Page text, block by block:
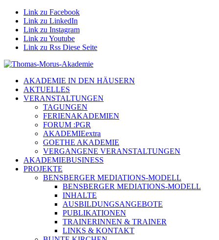
Link zu Facebook
Link zu LinkedIn
Link zu Instagram
Link zu Youtube
Link zu Rss Diese Seite
AKADEMIE IN DEN HÄUSERN
AKTUELLES
VERANSTALTUNGEN
TAGUNGEN
FERIENAKADEMIEN
FORUM :PGR
AKADEMIEextra
GOETHE AKADEMIE
VERGANGENE VERANSTALTUNGEN
AKADEMIEBUSINESS
PROJEKTE
BENSBERGER MEDIATIONS-MODELL
BENSBERGER MEDIATIONS-MODELL
INHALTE
AUSBILDUNGSANGEBOTE
PUBLIKATIONEN
TRAINERINNEN & TRAINER
LINKS & KONTAKT